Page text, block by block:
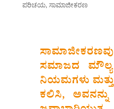
ಪರಿಚಯ, ಸಾಮಾಜೀಕರಣ
ಸಮಾಜದ
ನಿಯಮಗಳು
ಕಲಿಸಿ,